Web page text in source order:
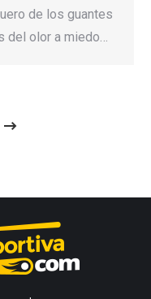
de los guantes
del olor a miedo…